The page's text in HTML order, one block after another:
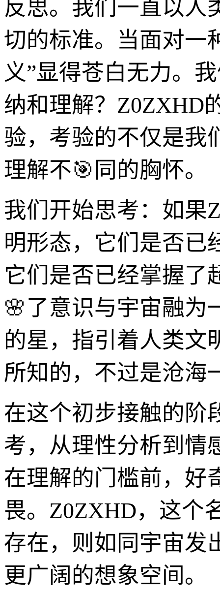
反思。我们一直以人
切的标准。当面对一
义”显得苍白无力。
纳和理解？Z0ZXHD
验，考验的不仅是我
理解不🎯同的胸怀。
我们开始思考：如果
明形态，它们是否已
它们是否已经掌握了
🌸了意识与宇宙融为
的星，指引着人类文
所知的，不过是沧海
在这个初步接触的阶
考，从理性分析到情
在理解的门槛前，好
畏。Z0ZXHD，这个
存在，则如同宇宙发
更广阔的想象空间。